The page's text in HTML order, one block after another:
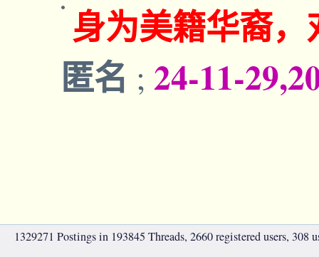
身为美籍华裔
匿名 ; 24-11-
1329271 Postings in 193845 Threads, 2660 registered users, 308